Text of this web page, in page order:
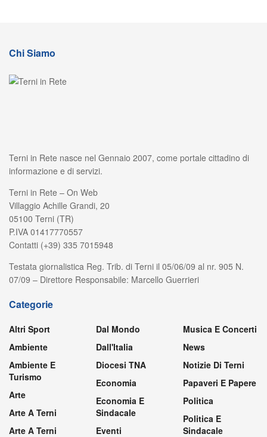
Chi Siamo
Terni in Rete nasce nel Gennaio 2007, come portale cittadino di
informazione e di servizi.
Terni in Rete – On Web
Villaggio Achille Grandi, 20
05100 Terni (TR)
P.IVA 01417770557
Contatti (+39) 335 7015948
Testata giornalistica Reg. Trib. di Terni il 05/06/09 al nr. 905 N.
07/09 – Direttore Responsabile: Marcello Guerrieri
Categorie
Altri Sport
Ambiente
Ambiente E
Turismo
Arte
Arte A Terni
Arte A Terni
Dal Mondo
Dall'Italia
Diocesi TNA
Economia
Economia E
Sindacale
Eventi
Musica E Concerti
News
Notizie Di Terni
Papaveri E Papere
Politica
Politica E
Sindacale